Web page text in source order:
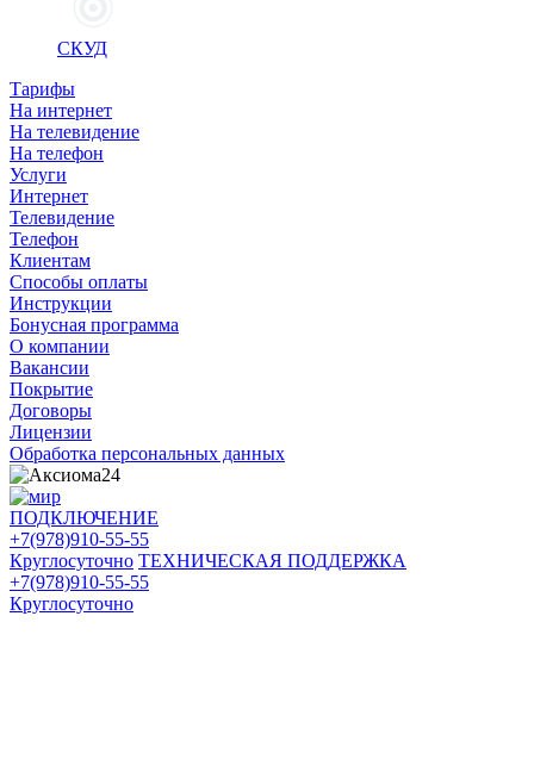
СКУД
Тарифы
На интернет
На телевидение
На телефон
Услуги
Интернет
Телевидение
Телефон
Клиентам
Способы оплаты
Инструкции
Бонусная программа
О компании
Вакансии
Покрытие
Договоры
Лицензии
Обработка персональных данных
ПОДКЛЮЧЕНИЕ
+7(978)910-55-55
Круглосуточно ТЕХНИЧЕСКАЯ ПОДДЕРЖКА
+7(978)910-55-55
Круглосуточно